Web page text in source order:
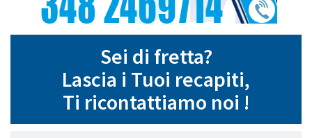
Sei di fretta?
Lascia i Tuoi recapiti,
Ti ricontattiamo noi !